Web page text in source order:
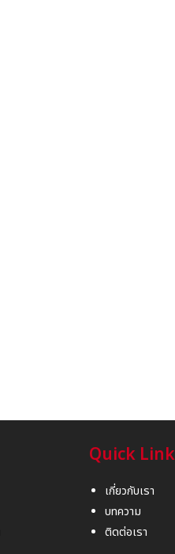
Quick Link
เกี่ยวกับเรา
บทความ
ติดต่อเรา